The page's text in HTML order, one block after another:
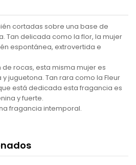
cortadas sobre una base de
Tan delicada como la flor, la mujer
espontánea, extrovertida e
rocas, esta misma mujer es
juguetona. Tan rara como la Fleur
está dedicada esta fragancia es
y fuerte.
fragancia intemporal.